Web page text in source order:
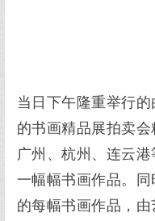
当日下午隆重举行
的书画精品展拍卖会
广州、杭州、连云
一幅幅书画作品。
的每幅书画作品，